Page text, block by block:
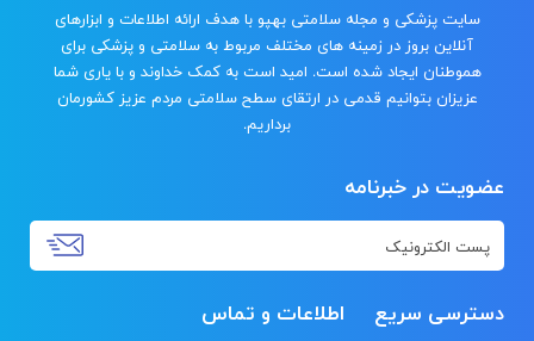
سایت پزشکی و مجله سلامتی بهپو با هدف ارائه اطلاعات و ابزارهای
آنلاین بروز در زمینه های مختلف مربوط به سلامتی و پزشکی برای
هموطنان ایجاد شده است. امید است به کمک خداوند و با یاری شما
عزیزان بتوانیم قدمی در ارتقای سطح سلامتی مردم عزیز کشورمان
برداریم.
عضویت در خبرنامه
دسترسی سریع اطلاعات و تماس